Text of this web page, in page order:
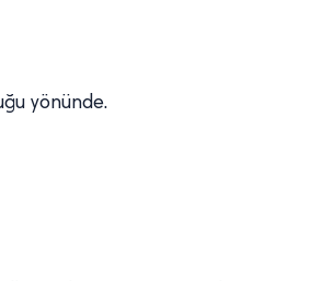
yönünde.